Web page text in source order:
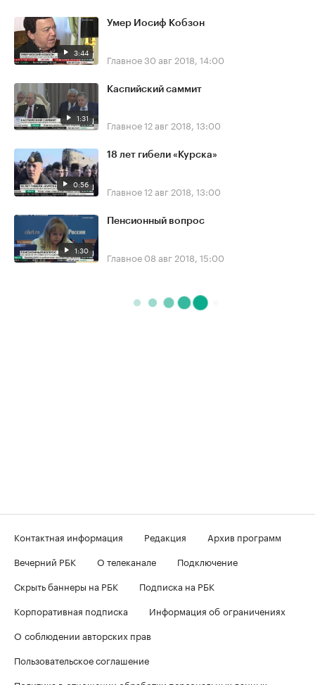
3:44
Умер Иосиф Кобзон
Главное30 авг 2018, 14:00
1:31
Каспийский саммит
Главное12 авг 2018, 13:00
0:56
18 лет гибели «Курска»
Главное12 авг 2018, 13:00
1:30
Пенсионный вопрос
Главное 08 авг 2018, 15:00
Контактная информация Редакция
Архив программ
Вечерний РБК
О телеканале
Подключение
Скрыть баннеры на РБК
Подписка на РБК
Корпоративная подписка
Информация об ограничениях
О соблюдении авторских прав
Пользовательское соглашение